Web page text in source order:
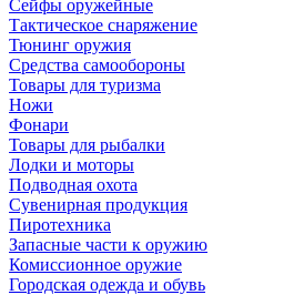
Сейфы оружейные
Тактическое снаряжение
Тюнинг оружия
Средства самообороны
Товары для туризма
Ножи
Фонари
Товары для рыбалки
Лодки и моторы
Подводная охота
Сувенирная продукция
Пиротехника
Запасные части к оружию
Комиссионное оружие
Городская одежда и обувь